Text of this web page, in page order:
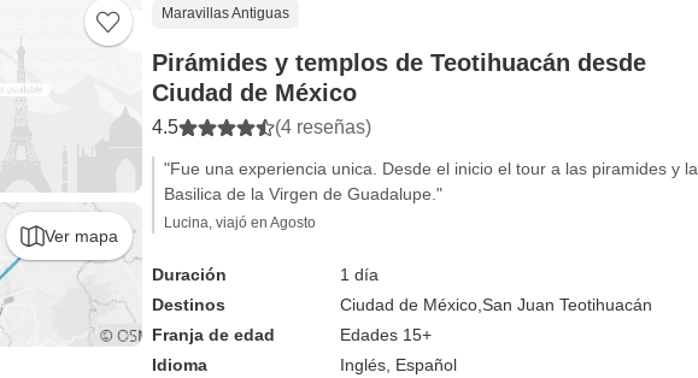
Ver mapa
Maravillas Antiguas
Pirámides y templos de Teotihuacán desde
Ciudad de México
4.5 (4 reseñas)
"Fue una experiencia unica. Desde el inicio el tour a las piramides y la
Basilica de la Virgen de Guadalupe."
Lucina, viajó en Agosto
Duración
1 día
Destinos
Ciudad de México, San Juan Teotihuacán
Franja de edad
Edades 15+
Idioma
Inglés, Español